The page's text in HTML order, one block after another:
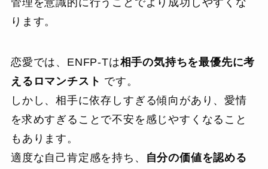
管理を意識的に行うことでより成功しやすくな
ります。
恋愛では、ENFP-Tは相手の気持ちを最優先に考
えるロマンチスト です。
しかし、相手に依存しすぎる傾向があり、愛情
を求めすぎることで不安を感じやすくなること
もあります。
適度な自己肯定感を持ち、
自分の価値を認める